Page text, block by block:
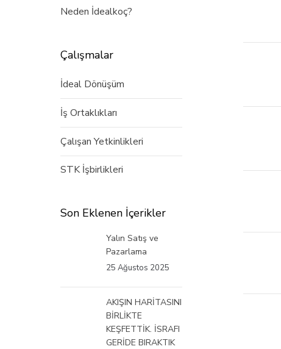
Neden İdealkoç?
Çalışmalar
İdeal Dönüşüm
İş Ortaklıkları
Çalışan Yetkinlikleri
STK İşbirlikleri
Son Eklenen İçerikler
Yalın Satış ve
Pazarlama
25 Ağustos 2025
AKIŞIN HARİTASINI
BİRLİKTE
KEŞFETTİK. İSRAFI
GERİDE BIRAKTIK